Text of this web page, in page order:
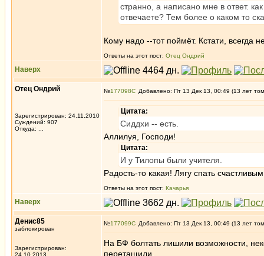
странно, а написано мне в ответ.
отвечаете? Тем более о каком то
Кому надо --тот поймёт. Кстати, всегда
Ответы на этот пост: Отец Ондрий
Наверх
Отец Ондрий
Зарегистрирован: 24.11.2010
Суждений: 907
Откуда: ...
№177098 Добавлено: Пт 13 Дек 13, 00:49 (13 лет
Цитата:
Сиддхи -- есть.
Аллилуя, Господи!
Цитата:
И у Тилопы были учителя.
Радость-то какая! Лягу спать
Ответы на этот пост: Качарья
Наверх
Денис85
заблокирован
Зарегистрирован:
24.10.2013
№177099 Добавлено: Пт 13 Дек 13, 00:49 (13 лет
На БФ болтать лишили возможности,
перетащили.